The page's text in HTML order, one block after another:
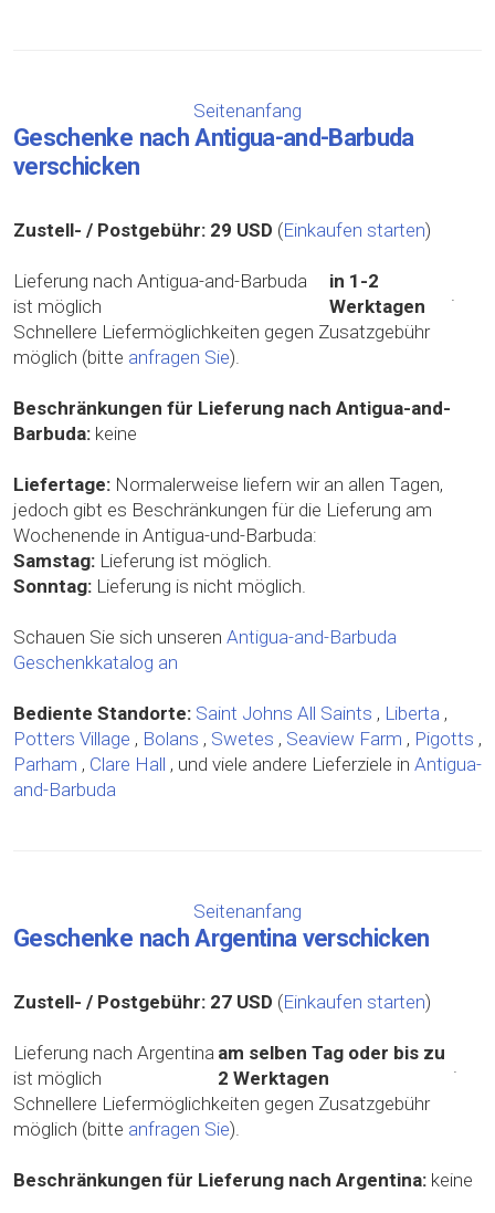
Seitenanfang
Geschenke nach Antigua-and-Barbuda
verschicken
Zustell- / Postgebühr: 29 USD (Einkaufen starten)
Lieferung nach Antigua-and-Barbuda
ist möglich
in 1-2
Werktagen
Schnellere Liefermöglichkeiten gegen Zusatzgebühr
möglich (bitte anfragen Sie).
Beschränkungen für Lieferung nach Antigua-and-
Barbuda: keine
Liefertage: Normalerweise liefern wir an allen Tagen,
jedoch gibt es Beschränkungen für die Lieferung am
Wochenende in Antigua-und-Barbuda:
Samstag: Lieferung ist möglich.
Sonntag: Lieferung is nicht möglich.
Schauen Sie sich unseren Antigua-and-Barbuda
Geschenkkatalog an
Bediente Standorte: Saint Johns All Saints , Liberta ,
Potters Village , Bolans , Swetes , Seaview Farm , Pigotts ,
Parham , Clare Hall , und viele andere Lieferziele in Antigua-
and-Barbuda
Seitenanfang
Geschenke nach Argentina verschicken
Zustell- / Postgebühr: 27 USD (Einkaufen starten)
Lieferung nach Argentina
ist möglich
am selben Tag oder bis zu
2 Werktagen
Schnellere Liefermöglichkeiten gegen Zusatzgebühr
möglich (bitte anfragen Sie).
Beschränkungen für Lieferung nach Argentina: keine